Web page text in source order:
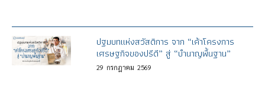
ปฐมบทแห่งสวัสดิการ จาก “เค้าโครงการ
เศรษฐกิจของปรีดี” สู่ “บำนาญพื้นฐาน”
29 กรกฎาคม 2569